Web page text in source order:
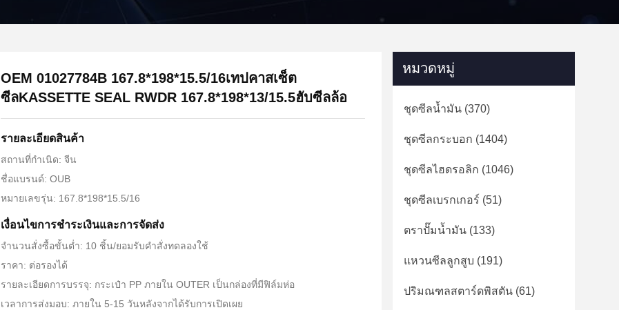
OEM 01027784B 167.8*198*15.5/16เทปคาสเซ็ต
ซีลKASSETTE SEAL RWDR 167.8*198*13/15.5ฮับซีลล้อ
รายละเอียดสินค้า
สถานที่กำเนิด: จีน
ชื่อแบรนด์: OUB
หมายเลขรุ่น: 167.8*198*15.5/16
เงื่อนไขการชำระเงินและการจัดส่ง
จำนวนสั่งซื้อขั้นต่ำ: 10 ชิ้น/ยอมรับคำสั่งทดลองใช้
ราคา: ต่อรองได้
รายละเอียดการบรรจุ: กระเป๋า PP ภายใน OUTER เป็นกล่องที่มีฟิล์มห่อ
เวลาการส่งมอบ: ภายใน 5-15 วันหลังจากได้รับการเปิดเผย
หมวดหมู่
ชุดซีลน้ำมัน (370)
ชุดซีลกระบอก (1404)
ชุดซีลไฮดรอลิก (1046)
ชุดซีลเบรกเกอร์ (51)
ตราปั๊มน้ำมัน (133)
แหวนซีลลูกสูบ (191)
ปริมณฑลสตาร์ดพิสตัน (61)